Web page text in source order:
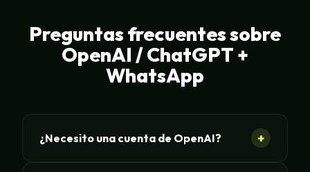
Preguntas frecuentes sobre
OpenAI / ChatGPT +
WhatsApp
¿Necesito una cuenta de OpenAI? +